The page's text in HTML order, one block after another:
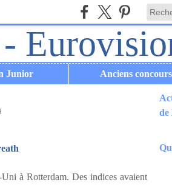
Junior Anciens concours
à Rotterdam. Des indices avaient
de